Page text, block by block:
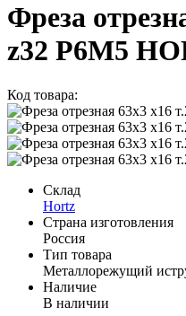
Фреза
z32 Р6М5
Код товара:
Склад
Hortz
Страна изготовления
Россия
Тип товара
Металлорежущий
Наличие
В наличии